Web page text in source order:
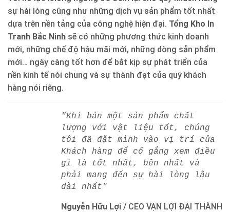
sự hài lòng cũng như những dịch vụ sản phẩm tốt nhất
dựa trên nền tảng của công nghệ hiện đại. Tổng Kho In
Tranh Bắc Ninh sẽ có những phương thức kinh doanh
mới, những chế độ hậu mãi mới, những dòng sản phẩm
mới… ngày càng tốt hơn để bắt kịp sự phát triển của
nền kinh tế nói chung và sự thành đạt của quý khách
hàng nói riêng.
"Khi bán một sản phẩm chất
lượng với vật liệu tốt, chúng
tôi đã đặt mình vào vị trí của
Khách hàng để cố gắng xem điều
gì là tốt nhất, bền nhất và
phải mang đến sự hài lòng lâu
dài nhất"
Nguyễn Hữu Lợi / CEO VẠN LỢI ĐẠI THÀNH